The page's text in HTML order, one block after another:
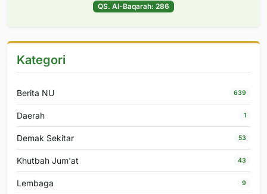
QS. Al-Baqarah: 286
Kategori
Berita NU 639
Daerah 1
Demak Sekitar 53
Khutbah Jum'at 43
Lembaga 9